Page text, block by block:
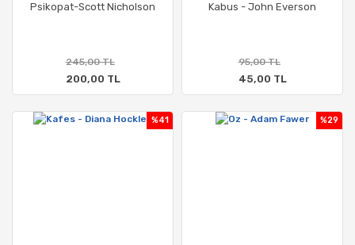
Psikopat-Scott Nicholson
245,00 TL
200,00 TL
Kabus - John Everson
95,00 TL
45,00 TL
%41 %29